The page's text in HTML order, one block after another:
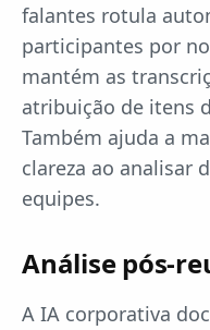
falantes rotula
participantes por
mantém as
atribuição de itens
Também ajuda a
clareza ao analisar
equipes.
Análise pós-
A IA corporativa